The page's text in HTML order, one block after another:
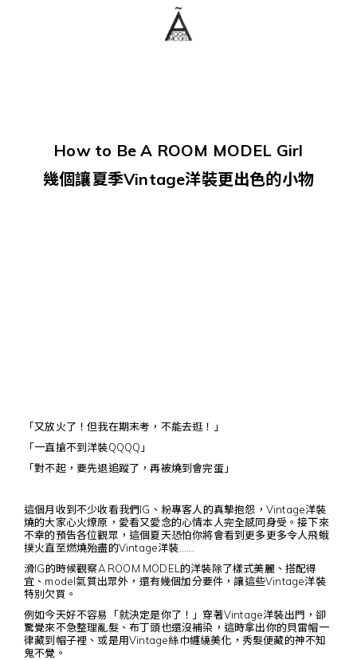
How to Be A ROOM MODEL Girl
幾個讓夏季Vintage洋裝更出色的小物
「又放火了！但我在期末考，不能去逛！」
「一直搶不到洋裝QQQQ」
「對不起，要先退追蹤了，再被燒到會完蛋」
這個月收到不少收看我們IG、粉專客人的真摯抱怨，Vintage洋裝
燒的大家心火燎原，愛看又愛念的心情本人完全感同身受。接下來
不幸的預告各位觀眾，這個夏天恐怕你將會看到更多更多令人飛蛾
撲火直至燃燒殆盡的Vintage洋裝......
滑IG的時候觀察A ROOM MODEL的洋裝除了樣式美麗、搭配得
宜、model氣質出眾外，還有幾個加分要件，讓這些Vintage洋裝
特別欠買。
例如今天好不容易「就決定是你了！」穿著Vintage洋裝出門，卻
驚覺來不急整理亂髮、布丁頭也還沒補染，這時拿出你的貝雷帽一
律藏到帽子裡、或是用Vintage絲巾纏繞美化，秀髮便藏的神不知
鬼不覺。